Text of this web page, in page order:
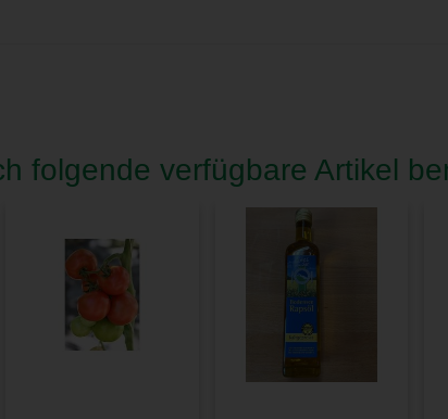
folgende verfügbare Artikel